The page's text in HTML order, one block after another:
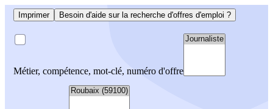
Imprimer Besoin d'aide sur la recherche d'offres d'emploi ?
Métier, compétence, mot-clé, numéro d'offre